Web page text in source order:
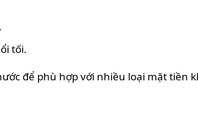
tối.
để phù hợp với nhiều loại mặt tiền